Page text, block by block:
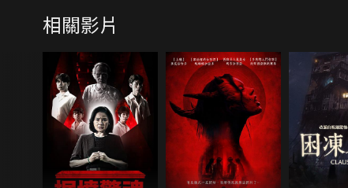
相關影片